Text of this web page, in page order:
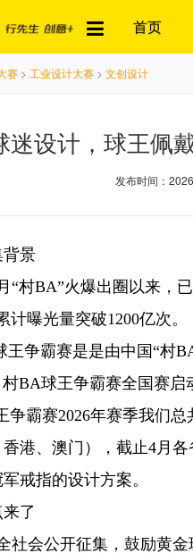
首页
赛 > 工业设计大赛 > 文创设计
迷设计，球王佩
发布时间：
背景
BA”火爆出圈以来，已
计曝光量突破1200亿次。
霸赛是是由中国“村
村BA球王争霸赛全国赛
争霸赛2026年赛季我们
港、澳门），截止4月
戒指的设计方案。
了
会公开征集，鼓励黄金